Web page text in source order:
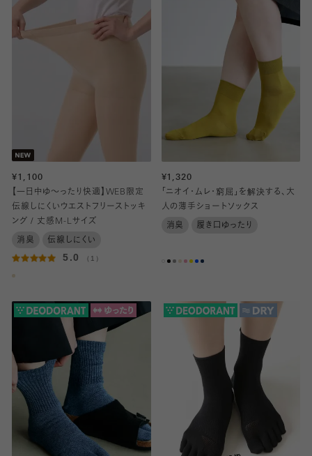
¥1,100
【一日中ゆ～ったり快適】WEB限定
伝線しにくいウエストフリーストッキ
ング / 丈感M-Lサイズ
消臭 伝線しにくい
5.0 （1）
¥1,320
「ニオイ・ムレ・窮屈」を解決する、大
人の薄手ショートソックス
消臭 履き口ゆったり